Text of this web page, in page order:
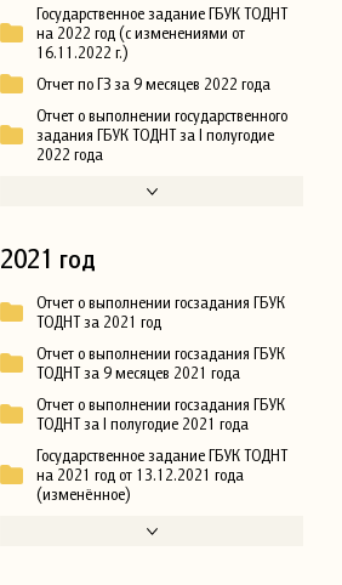
Государственное задание ГБУК ТОДНТ
на 2022 год (с изменениями от
16.11.2022 г.)
Отчет по ГЗ за 9 месяцев 2022 года
Отчет о выполнении государственного
задания ГБУК ТОДНТ за I полугодие
2022 года
2021 год
Отчет о выполнении госзадания ГБУК
ТОДНТ за 2021 год
Отчет о выполнении госзадания ГБУК
ТОДНТ за 9 месяцев 2021 года
Отчет о выполнении госзадания ГБУК
ТОДНТ за I полугодие 2021 года
Государственное задание ГБУК ТОДНТ
на 2021 год от 13.12.2021 года
(изменённое)